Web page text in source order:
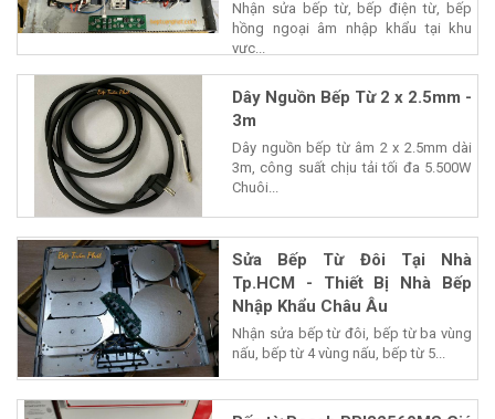
Nhận sửa bếp từ, bếp điện từ, bếp
hồng ngoại âm nhập khẩu tại khu
vực...
Dây Nguồn Bếp Từ 2 x 2.5mm -
3m
Dây nguồn bếp từ âm 2 x 2.5mm dài
3m, công suất chịu tải tối đa 5.500W
Chuôi...
Sửa Bếp Từ Đôi Tại Nhà
Tp.HCM - Thiết Bị Nhà Bếp
Nhập Khẩu Châu Âu
Nhận sửa bếp từ đôi, bếp từ ba vùng
nấu, bếp từ 4 vùng nấu, bếp từ 5...